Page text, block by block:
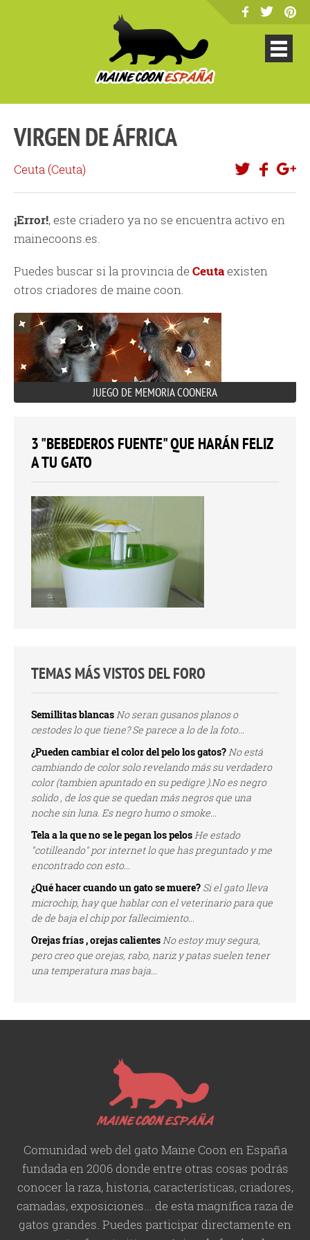
VIRGEN DE ÁFRICA
Ceuta (Ceuta)
¡Error!, este criadero ya no se encuentra activo en
mainecoons.es.
Puedes buscar si la provincia deCeutaexisten
otros criadores de maine coon.
JUEGO DE MEMORIA COONERA
3 "BEBEDEROS FUENTE" QUE HARÁN FELIZ
A TU GATO
TEMAS MÁS VISTOS DEL FORO
Semillitas blancasNo seran gusanos planos o
cestodes lo que tiene? Se parece a lo de la foto...
¿Pueden cambiar el color del pelo los gatos?No está
cambiando de color solo revelando más su verdadero
color (tambien apuntado en su pedigre ).No es negro
solido , de los que se quedan más negros que una
noche sin luna. Es negro humo o smoke...
Tela a la que no se le pegan los pelosHe estado
"cotilleando" por internet lo que has preguntado y me
encontrado con esto...
¿Qué hacer cuando un gato se muere? Si el gato lleva
microchip, hay que hablar con el veterinario para que
de de baja el chip por fallecimiento...
Orejas frías , orejas calientesNo estoy muy segura,
pero creo que orejas, rabo, nariz y patas suelen tener
una temperatura mas baja...
Comunidad web del gato Maine Coon en España
fundada en 2006 donde entre otras cosas podrás
conocer la raza, historia,características, criadores,
camadas, exposiciones... de esta magnífica raza de
gatos grandes. Puedes participar directamente en